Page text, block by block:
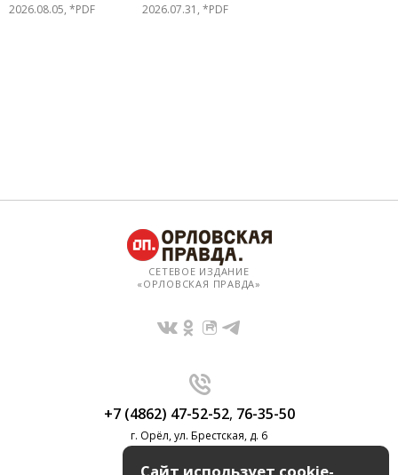
2026.08.05, *PDF 2026.07.31, *PDF
СЕТЕВОЕ ИЗДАНИЕ
«ОРЛОВСКАЯ ПРАВДА»
+7 (4862) 47-52-52, 76-35-50
г. Орёл, ул. Брестская, д. 6